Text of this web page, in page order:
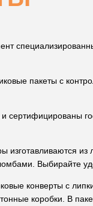
пакеты с
сертифицированы
из
Выбирайте
конверты с
коробки. В